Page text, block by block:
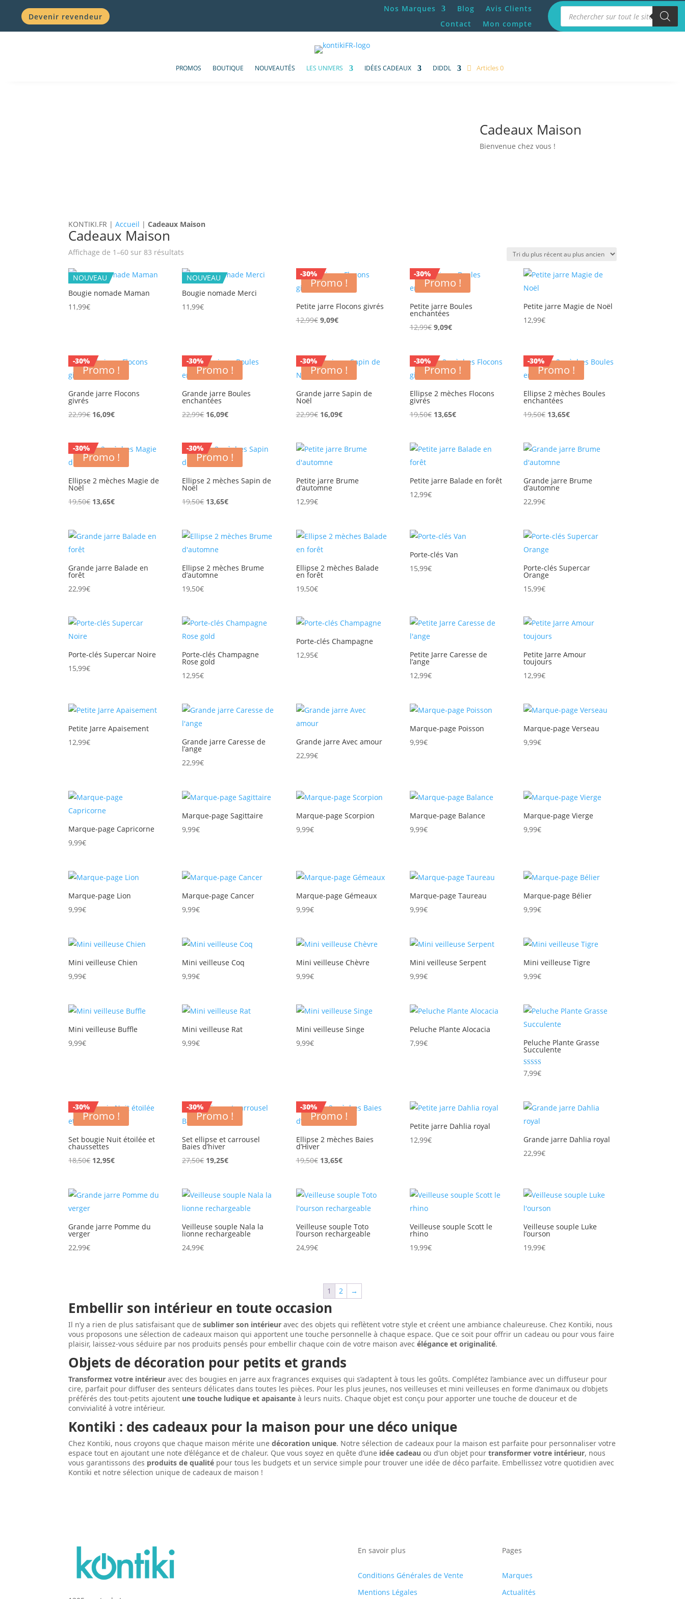
Devenir revendeur
Nos Marques Blog
Avis Clients
Contact
Mon compte
PROMOS BOUTIQUE NOUVEAUTÉS LES UNIVERS IDÉES CADEAUX DIDDL Articles 0
Cadeaux Maison
Bienvenue chez vous !
KONTIKI.FR |Accueil |Cadeaux Maison
Cadeaux Maison
Affichage de 1–60 sur 83 résultats
plus
récent
au
plus
ancien
NOUVEAU
Bougie nomade Maman
11,99€
NOUVEAU
Bougie nomade Merci
11,99€
Promo !
-30%
Petite jarre Flocons givrés
12,99€ Le
était :
12,99€.
9,09€Le
est :
9,09€.
Promo !
-30%
Petite jarre Boules
enchantées
12,99€ Le
initial
était :
12,99€.
9,09€Le
est :
9,09€.
Petite jarre Magie de Noël
12,99€
Promo !
-30%
Grande jarre Flocons
givrés
22,99€ Le
était :
22,99€.
16,09€Le
est :
16,09€.
Promo !
-30%
Grande jarre Boules
enchantées
22,99€ Le
était :
22,99€.
16,09€Le
est :
16,09€.
Promo !
-30%
Grande jarre Sapin de
Noël
22,99€ Le
était :
22,99€.
16,09€Le
est :
Promo !
-30%
Ellipse 2 mèches Flocons
givrés
19,50€ Le
était :
13,65€Le
est :
Promo !
-30%
Ellipse 2 mèches Boules
enchantées
19,50€ Le
était :
19,50€.
13,65€Le
est :
Promo !
-30%
Ellipse 2 mèches Magie de
Noël
19,50€ Le
était :
13,65€Le
est :
Promo !
-30%
Ellipse 2 mèches Sapin de
Noël
19,50€ Le
était :
19,50€.
13,65€Le
est :
Petite jarre Brume
d’automne
12,99€
Petite jarre Balade en forêt
12,99€
Grande jarre Brume
d’automne
22,99€
Grande jarre Balade en
forêt
22,99€
Ellipse 2 mèches Brume
d’automne
19,50€
Ellipse 2 mèches Balade
en forêt
19,50€
Porte-clés Van
15,99€ Porte-clés Supercar
Orange
15,99€
Porte-clés Supercar Noire
15,99€
Porte-clés Champagne
Rose gold
12,95€
Porte-clés Champagne
12,95€ Petite Jarre Caresse de
l’ange
12,99€
Petite Jarre Amour
toujours
12,99€
Petite Jarre Apaisement
12,99€ Grande jarre Caresse de
l’ange
22,99€
Grande jarre Avec amour
22,99€
Marque-page Poisson
9,99€
Marque-page Verseau
9,99€
Marque-page Capricorne
9,99€
Marque-page Sagittaire
9,99€
Marque-page Scorpion
9,99€
Marque-page Balance
9,99€
Marque-page Vierge
9,99€
Marque-page Lion
9,99€
Marque-page Cancer
9,99€
Marque-page Gémeaux
9,99€
Marque-page Taureau
9,99€
Marque-page Bélier
9,99€
Mini veilleuse Chien
9,99€
Mini veilleuse Coq
9,99€
Mini veilleuse Chèvre
9,99€
Mini veilleuse Serpent
9,99€
Mini veilleuse Tigre
9,99€
Mini veilleuse Buffle
9,99€
Mini veilleuse Rat
9,99€
Mini veilleuse Singe
9,99€
Peluche Plante Alocacia
7,99€ Peluche Plante Grasse
Succulente
Note
5.00
7,99€
Promo !
-30%
Set bougie Nuit étoilée et
chaussettes
18,50€ Le
était :
12,95€Le
est :
Promo !
-30%
Set ellipse et carrousel
Baies d’hiver
27,50€ Le
était :
27,50€.
19,25€Le
est :
19,25€.
Promo !
-30%
Ellipse 2 mèches Baies
d’Hiver
19,50€ Le
était :
19,50€.
13,65€Le
est :
13,65€.
Petite jarre Dahlia royal
12,99€
Grande jarre Dahlia royal
22,99€
Grande jarre Pomme du
verger
22,99€
Veilleuse souple Nala la
lionne rechargeable
24,99€
Veilleuse souple Toto
l’ourson rechargeable
24,99€
Veilleuse souple Scott le
rhino
19,99€
Veilleuse souple Luke
l’ourson
19,99€
1 2 →
Embellir son intérieur en toute occasion
Il n’y a rien de plus satisfaisant que desublimer son intérieur avec des objets qui reflètent votre style et créent une ambiance chaleureuse. Chez Kontiki, nous
vous proposons une sélection de cadeaux maison qui apportent une touche personnelle à chaque espace. Que ce soit pour offrir un cadeau ou pour vous faire
plaisir, laissez-vous séduire par nos produits pensés pour embellir chaque coin de votre maison avecélégance et originalité.
Objets de décoration pour petits et grands
Transformez votre intérieur avec des bougies en jarre aux fragrances exquises qui s’adaptent à tous les goûts. Complétez l’ambiance avec un diffuseur pour
cire, parfait pour diffuser des senteurs délicates dans toutes les pièces. Pour les plus jeunes, nos veilleuses et mini veilleuses en forme d’animaux ou d’objets
préférés des tout-petits ajoutent une touche ludique et apaisante à leurs nuits. Chaque objet est conçu pour apporter une touche de douceur et de
convivialité à votre intérieur.
Kontiki : des cadeaux pour la maison pour une déco unique
Chez Kontiki, nous croyons que chaque maison mérite unedécoration unique. Notre sélection de cadeaux pour la maison est parfaite pour personnaliser votre
espace tout en ajoutant une note d’élégance et de chaleur. Que vous soyez en quête d’une idée cadeau ou d’un objet pourtransformer votre intérieur, nous
vous garantissons des produits de qualité pour tous les budgets et un service simple pour trouver une idée de déco parfaite. Embellissez votre quotidien avec
Kontiki et notre sélection unique de cadeaux de maison !
En savoir plus
Conditions Générales de Vente
Mentions Légales
Pages
Marques
Actualités